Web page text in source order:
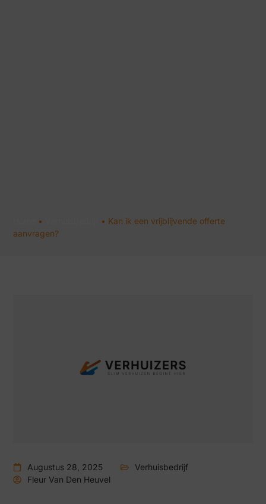
• • Kan ik een vrijblijvende offerte
aanvragen?
Augustus 28, 2025
Verhuisbedrijf
Fleur Van Den Heuvel